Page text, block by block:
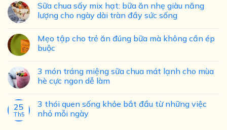
Sữa chua sấy mix hạt: bữa ăn nhẹ giàu năng
lượng cho ngày dài tràn đầy sức sống
Mẹo tập cho trẻ ăn đúng bữa mà không cần ép
buộc
3 món tráng miệng sữa chua mát lạnh cho mùa
hè cực ngon dễ làm
25
Th5
3 thói quen sống khỏe bắt đầu từ những việc
nhỏ mỗi ngày